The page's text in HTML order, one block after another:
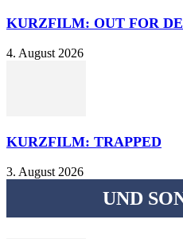
KURZFILM: OUT FOR
4. August 2026
KURZFILM: TRAPPED
3. August 2026
UND